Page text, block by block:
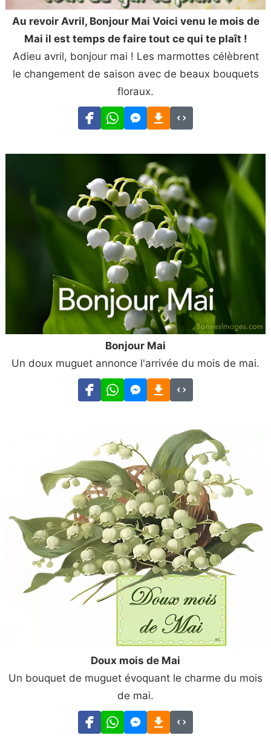
Au revoir Avril, Bonjour Mai Voici venu le mois de
Mai il est temps de faire tout ce qui te plaît !
Adieu avril, bonjour mai ! Les marmottes célèbrent
le changement de saison avec de beaux bouquets
floraux.
Bonjour Mai
Un doux muguet annonce l'arrivée du mois de mai.
Doux mois de Mai
Un bouquet de muguet évoquant le charme du mois
de mai.